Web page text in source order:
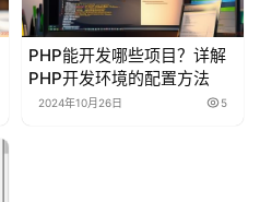
PHP能开发哪些项目？详解
PHP开发环境的配置方法
2024年10月26日 5